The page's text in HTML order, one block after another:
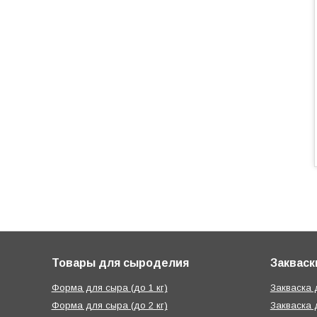
Товары для сыроделия
Форма для сыра (до 1 кг)
Форма для сыра (до 2 кг)
Закваска